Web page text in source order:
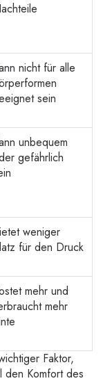
nicht für alle
sein
unbequem
gefährlich
weniger
für den Druck
mehr und
mehr
Faktor,
den Komfort des